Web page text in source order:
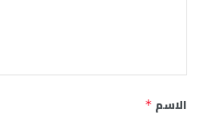
الاسم *